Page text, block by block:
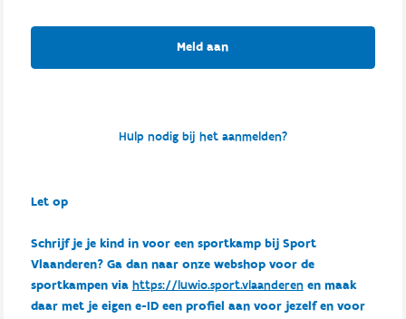
Meld aan
Hulp nodig bij het aanmelden?
Let op
Schrijf je je kind in voor een sportkamp bij Sport
Vlaanderen? Ga dan naar onze webshop voor de
sportkampen via https://luwio.sport.vlaanderenen maak
daar met je eigen e-ID een profiel aan voor jezelf en voor